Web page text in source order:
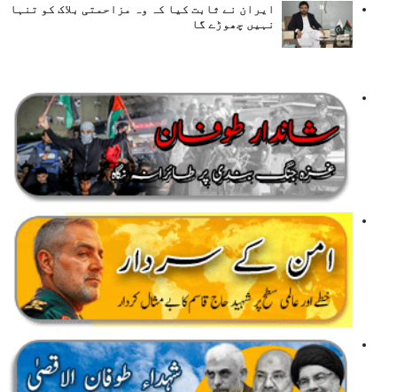
ایران نے ثابت کیا کہ وہ مزاحمتی بلاک کو تنہا
نہیں چھوڑے گا